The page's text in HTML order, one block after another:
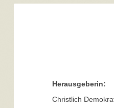
Herausgeberin:
Christlich